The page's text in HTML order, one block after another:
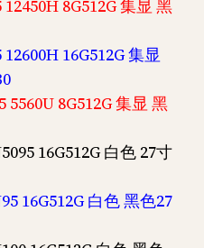
8G512G 集显 黑
16G512G 集显
8G512G 集显 黑
16G512G 白色 27寸
16G512G 白色 黑色27